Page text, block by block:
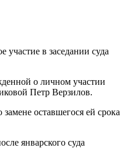
в заседании суда
о личном участии
Петр Верзилов.
оставшегося ей срока
январского суда